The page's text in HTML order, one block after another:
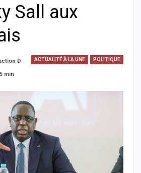
Sall aux
ACTUALITÉ À LA UNE POLITIQUE
La SenTV.info
min